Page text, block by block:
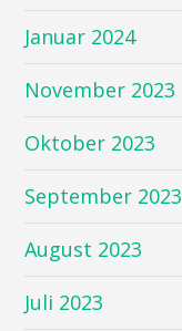
Januar 2024
November 2023
Oktober 2023
September 2023
August 2023
Juli 2023